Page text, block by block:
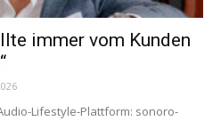
immer vom Kunden
Lifestyle-­Plattform: sonoro-